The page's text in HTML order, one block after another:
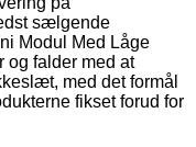
sælgende
Modul Med Låge
og falder med at
med det formål
fikset forud for